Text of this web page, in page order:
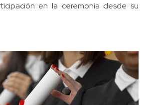
en la ceremonia desde su